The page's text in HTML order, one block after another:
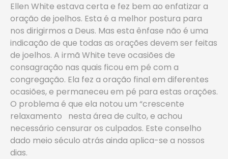
Ellen White estava certa e fez bem ao enfatizar a
oração de joelhos. Esta é a melhor postura para
nos dirigirmos a Deus. Mas esta ênfase não é uma
indicação de que todas as orações devem ser feitas
de joelhos. A irmã White teve ocasiões de
consagração nas quais ficou em pé com a
congregação. Ela fez a oração final em diferentes
ocasiões, e permaneceu em pé para estas orações.
O problema é que ela notou um “crescente
relaxamento nesta área de culto, e achou
necessário censurar os culpados. Este conselho
dado meio século atrás ainda aplica-se a nossos
dias.